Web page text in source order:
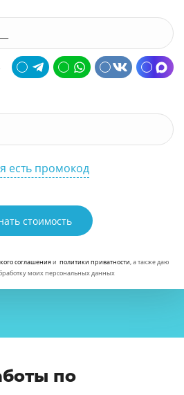
есть промокод
стоимость
соглашенияи политики приватности, а также даю
моих персональных данных
по